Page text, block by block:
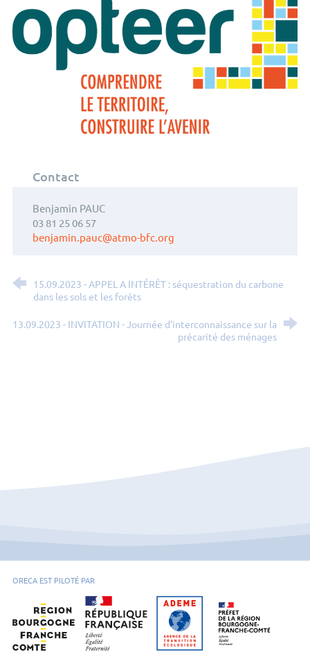
Contact
Benjamin PAUC
03 81 25 06 57
benjamin.pauc@atmo-bfc.org
15.09.2023 - APPEL A INTÉRÊT : séquestration du carbone
dans les sols et les forêts
13.09.2023 - INVITATION - Journée d'interconnaissance sur la
précarité des ménages
ORECA EST PILOTÉ PAR
Région Bourgogne-Franche-Comté
Ademe Bourgogne-Franche-Comté